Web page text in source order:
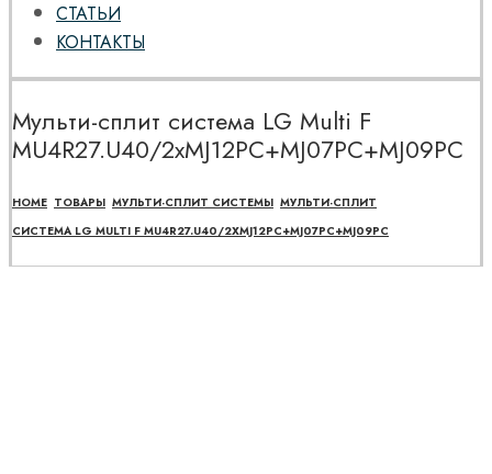
СТАТЬИ
КОНТАКТЫ
Мульти-сплит система LG Multi F
MU4R27.U40/2хMJ12PC+MJ07PC+MJ09PC
HOME ТОВАРЫ МУЛЬТИ-СПЛИТ СИСТЕМЫ МУЛЬТИ-СПЛИТ
СИСТЕМА LG MULTI F MU4R27.U40/2ХMJ12PC+MJ07PC+MJ09PC